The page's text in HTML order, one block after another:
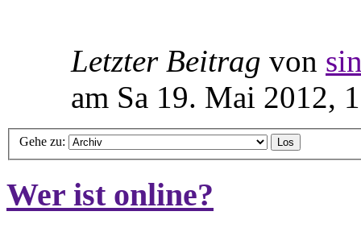
Letzter Beitrag von
am Sa 19. Mai 2012,
Gehe zu:
Wer ist online?